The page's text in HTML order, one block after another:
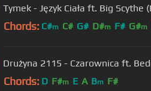
Tymek - Język Ciała ft. Big Scythe
Chords: C#m C# G# D#m F# G#m
Drużyna 2115 - Czarownica ft.
Chords: D F#m E A Bm F#